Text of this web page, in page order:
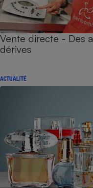
Vente directe - Des
dérives
ACTUALITÉ